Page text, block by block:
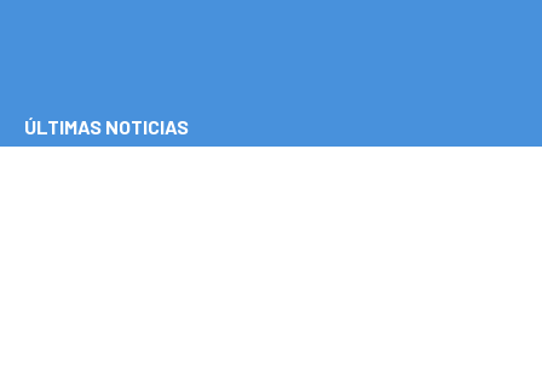
ÚLTIMAS NOTICIAS